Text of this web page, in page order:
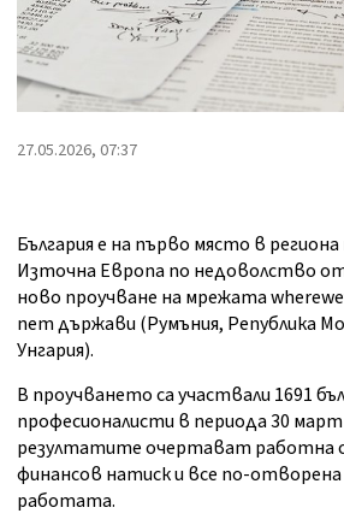
27.05.2026, 07:37
България е на първо място в
Източна Европа по недоволство
ново проучване на мрежата
пет държави (Румъния, Република
Унгария).
В проучването са участвали 1691
професионалисти в периода 30 март
резултатите очертават работна
финансов натиск и все по-отворена
работата.